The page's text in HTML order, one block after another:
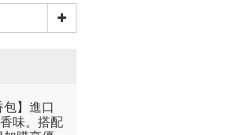
包】進口
味。搭配